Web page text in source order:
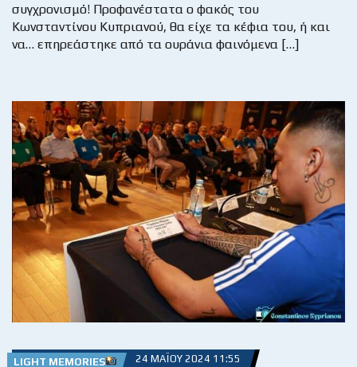
συγχρονισμό! Προφανέστατα ο φακός του
Κωνσταντίνου Κυπριανού, θα είχε τα κέφια του, ή και
να… επηρεάστηκε από τα ουράνια φαινόμενα […]
LIGHT MEMORIES 24 ΜΑΪ́ΟΥ 2024 11:55